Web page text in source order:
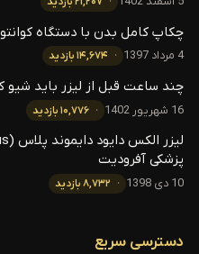
چکاپ کامل بدن با دستگاه
4 مرداد 1397 ۱۴,۶۷۴ بازدید
چند ساعت قبل از لیزر باید شیو
16 شهریور 1402 ۱۰,۷۷۶ بازدید
پزشکی آفرودیت
10 دی 1398 ۸,۷۳۲ بازدید
دسترسی سریع